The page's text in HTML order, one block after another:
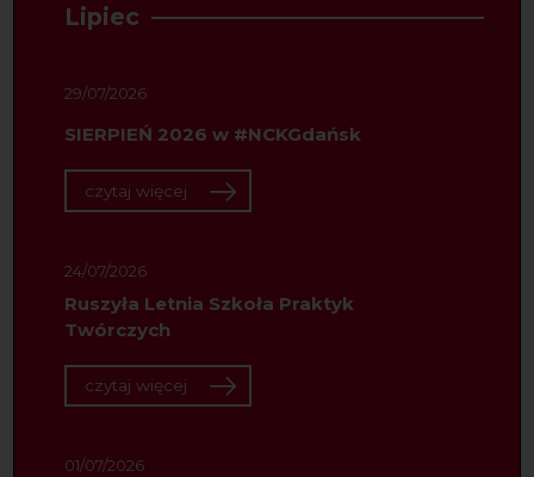
Lipiec
29/07/2026
SIERPIEŃ 2026 w #NCKGdańsk
czytaj więcej
24/07/2026
Ruszyła Letnia Szkoła Praktyk
Twórczych
czytaj więcej
01/07/2026